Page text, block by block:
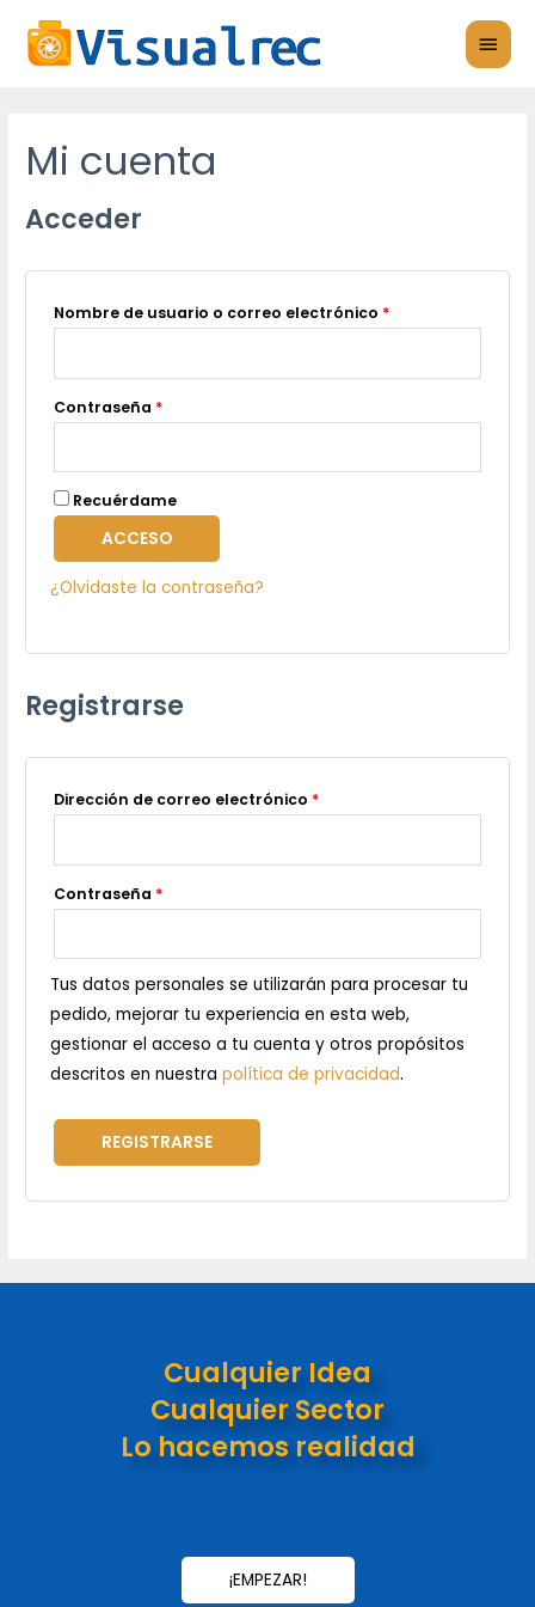
contenido
MENÚ
Mi cuenta
Acceder
Nombre de usuario o correo electrónico *
Contraseña *
Recuérdame
ACCESO
¿Olvidaste la contraseña?
Registrarse
Dirección de correo electrónico *
Contraseña *
Tus datos personales se utilizarán para procesar tu
pedido, mejorar tu experiencia en esta web,
gestionar el acceso a tu cuenta y otros propósitos
descritos en nuestrapolítica de privacidad.
REGISTRARSE
Cualquier Idea
Cualquier Sector
Lo hacemos realidad
¡EMPEZAR!